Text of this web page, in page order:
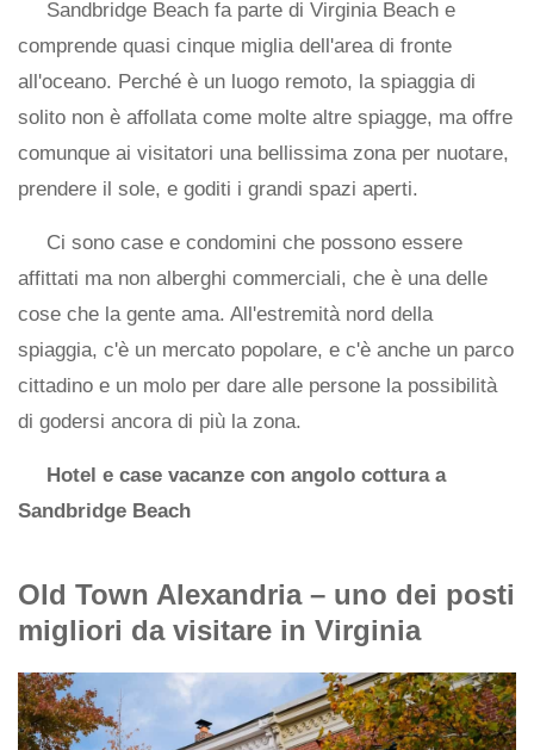
Sandbridge Beach fa parte di Virginia Beach e
comprende quasi cinque miglia dell'area di fronte
all'oceano. Perché è un luogo remoto, la spiaggia di
solito non è affollata come molte altre spiagge, ma offre
comunque ai visitatori una bellissima zona per nuotare,
prendere il sole, e goditi i grandi spazi aperti.
Ci sono case e condomini che possono essere
affittati ma non alberghi commerciali, che è una delle
cose che la gente ama. All'estremità nord della
spiaggia, c'è un mercato popolare, e c'è anche un parco
cittadino e un molo per dare alle persone la possibilità
di godersi ancora di più la zona.
Hotel e case vacanze con angolo cottura a
Sandbridge Beach
Old Town Alexandria – uno dei posti
migliori da visitare in Virginia